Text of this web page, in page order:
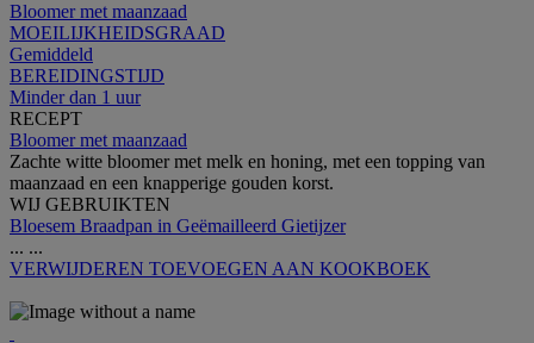
Bloomer met maanzaad
MOEILIJKHEIDSGRAAD
Gemiddeld
BEREIDINGSTIJD
Minder dan 1 uur
RECEPT
Bloomer met maanzaad
Zachte witte bloomer met melk en honing, met een topping van
maanzaad en een knapperige gouden korst.
WIJ GEBRUIKTEN
Bloesem Braadpan in Geëmailleerd Gietijzer
... ...
VERWIJDEREN TOEVOEGEN AAN KOOKBOEK